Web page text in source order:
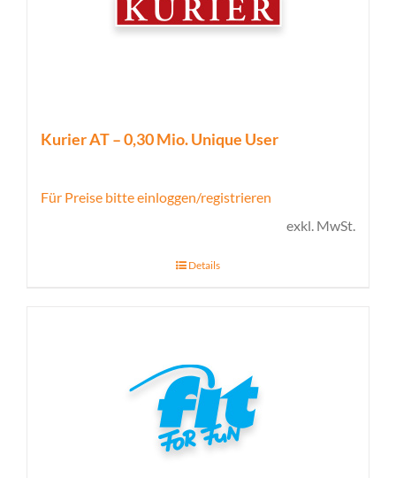
Kurier AT – 0,30 Mio. Unique User
Für Preise bitte einloggen/registrieren
exkl. MwSt.
Details